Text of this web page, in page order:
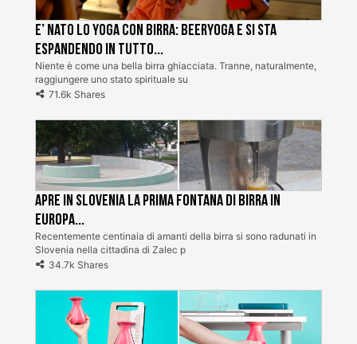
E’ nato lo Yoga con Birra: BeerYoga e si sta
espandendo in tutto...
Niente è come una bella birra ghiacciata. Tranne, naturalmente,
raggiungere uno stato spirituale su
71.6k Shares
Apre in Slovenia la prima fontana di birra in
Europa...
Recentemente centinaia di amanti della birra si sono radunati in
Slovenia nella cittadina di Zalec p
34.7k Shares